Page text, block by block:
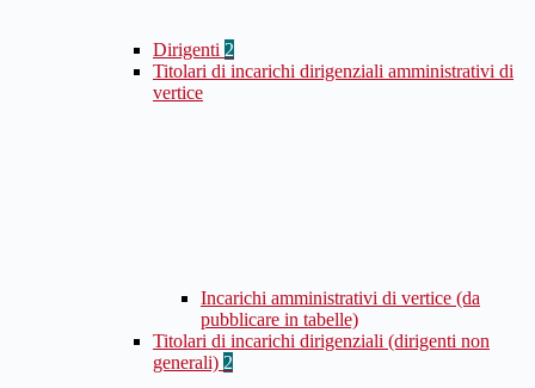
Dirigenti 2
Titolari di incarichi dirigenziali amministrativi di
vertice
Incarichi amministrativi di vertice (da
pubblicare in tabelle)
Titolari di incarichi dirigenziali (dirigenti non
generali) 2